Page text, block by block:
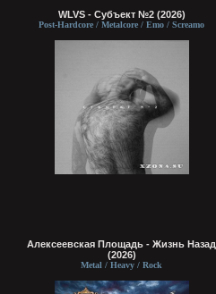
WLVS - Субъект №2 (2026)
Post-Hardcore / Metalcore / Emo / Screamo
Алексеевская Площадь - Жизнь Назад
(2026)
Metal / Heavy / Rock